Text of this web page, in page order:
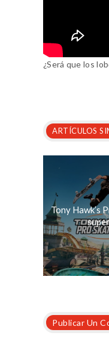
¿Será que los
ARTÍCULOS
Tony Hawk’s
Publicar Un